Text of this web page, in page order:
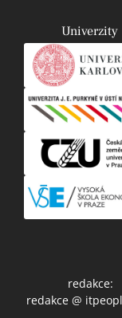
Univerzity
redakce:
redakce @